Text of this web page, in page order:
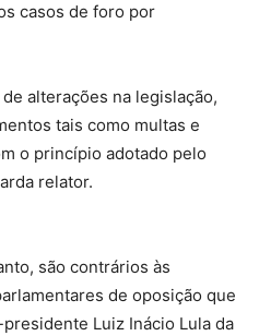
casos de foro por
alterações na legislação,
tais como multas e
o princípio adotado pelo
relator.
são contrários às
de oposição que
Luiz Inácio Lula da